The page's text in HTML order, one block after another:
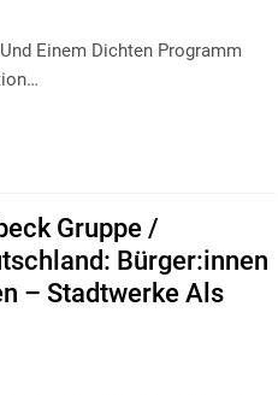
Einem Dichten Programm
Gruppe /
Bürger:innen
– Stadtwerke Als